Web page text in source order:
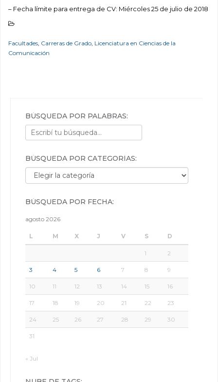
– Fecha límite para entrega de CV: Miércoles 25 de julio de 2018
Facultades, Carreras de Grado, Licenciatura en Ciencias de la
Comunicación
BÚSQUEDA POR PALABRAS:
BÚSQUEDA POR CATEGORÍAS:
Búsqueda por categorías:
BÚSQUEDA POR FECHA:
agosto 2026
L M X J V S D
1 2
3 4 5 6 7 8 9
10 11 12 13 14 15 16
17 18 19 20 21 22 23
24 25 26 27 28 29 30
31
« Jul